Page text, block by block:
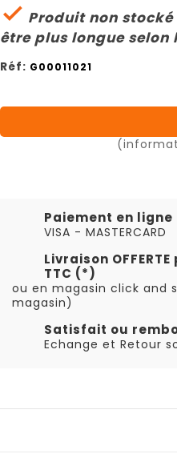
 Produit non
être plus longue
Réf: G00011021
Paiement en ligne
VISA - MASTERCARD
Livraison
TTC (*)
ou en magasin click and
magasin)
Satisfait ou
Echange et Retour